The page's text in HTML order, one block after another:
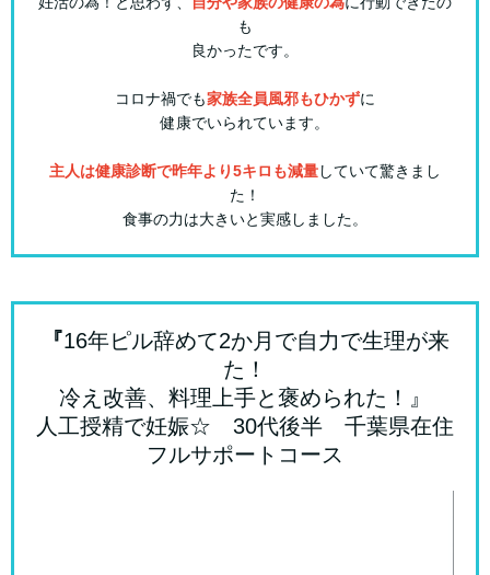
も
良かったです。
コロナ禍でも家族全員風邪もひかずに
健康でいられています。
主人は健康診断で昨年より5キロも減量していて驚きまし
た！
食事の力は大きいと実感しました。
『16年ピル辞めて2か月で自力で生理が来
た！
冷え改善、料理上手と褒められた！』
人工授精で妊娠☆ 30代後半 千葉県在住
フルサポートコース